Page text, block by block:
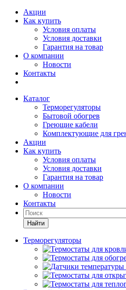
Акции
Как купить
Условия оплаты
Условия доставки
Гарантия на товар
О компании
Новости
Контакты
Каталог
Терморегуляторы
Бытовой обогрев
Греющие кабели
Комплектующие для
Акции
Как купить
Условия оплаты
Условия доставки
Гарантия на товар
О компании
Новости
Контакты
Найти
Терморегуляторы